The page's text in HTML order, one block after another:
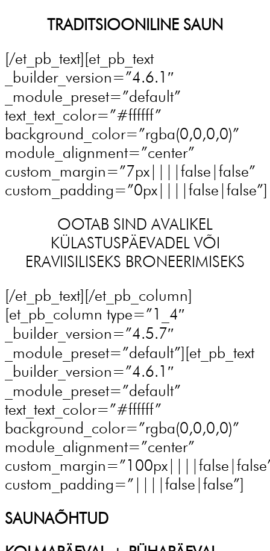
TRADITSIOONILINE SAUN
[/et_pb_text][et_pb_text
_builder_version=”4.6.1″
_module_preset=”default”
text_text_color=”#ffffff”
background_color=”rgba(0,0,0,0)”
module_alignment=”center”
custom_margin=”7px||||false|false”
custom_padding=”0px||||false|false”]
OOTAB SIND AVALIKEL
KÜLASTUSPÄEVADEL VÕI
ERAVIISILISEKS BRONEERIMISEKS
[/et_pb_text][/et_pb_column]
[et_pb_column type=”1_4″
_builder_version=”4.5.7″
_module_preset=”default”][et_pb_text
_builder_version=”4.6.1″
_module_preset=”default”
text_text_color=”#ffffff”
background_color=”rgba(0,0,0,0)”
module_alignment=”center”
custom_padding=”||||false|false”]
SAUNAÕHTUD